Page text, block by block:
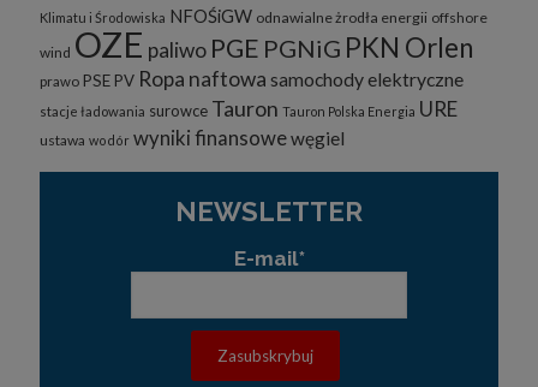
Klimatu i Środowiska NFOŚiGW odnawialne żrodła energii offshore
wind OZE paliwo PGE PGNiG PKN Orlen
prawo PSE PV Ropa naftowa samochody elektryczne
stacje ładowania surowce Tauron Tauron Polska Energia URE
ustawa wodór wyniki finansowewęgiel
NEWSLETTER
E-mail*